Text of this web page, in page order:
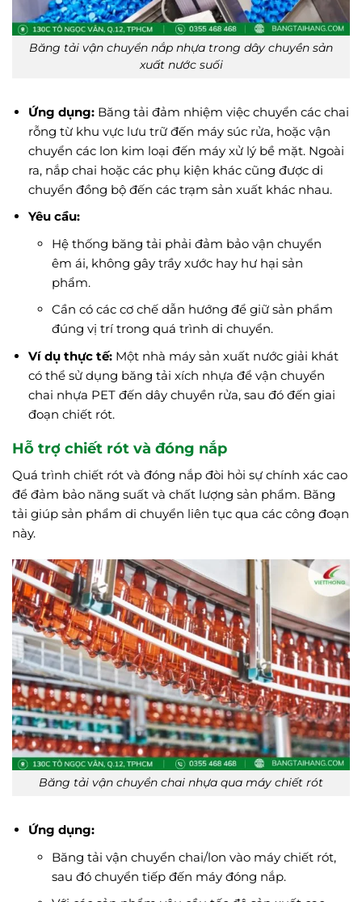
Băng tải vận chuyển nắp nhựa trong dây chuyền sản
xuất nước suối
Ứng dụng: Băng tải đảm nhiệm việc chuyển các chai
rỗng từ khu vực lưu trữ đến máy súc rửa, hoặc vận
chuyển các lon kim loại đến máy xử lý bề mặt. Ngoài
ra, nắp chai hoặc các phụ kiện khác cũng được di
chuyển đồng bộ đến các trạm sản xuất khác nhau.
Yêu cầu:
Hệ thống băng tải phải đảm bảo vận chuyển
êm ái, không gây trầy xước hay hư hại sản
phẩm.
Cần có các cơ chế dẫn hướng để giữ sản phẩm
đúng vị trí trong quá trình di chuyển.
Ví dụ thực tế: Một nhà máy sản xuất nước giải khát
có thể sử dụng băng tải xích nhựa để vận chuyển
chai nhựa PET đến dây chuyền rửa, sau đó đến giai
đoạn chiết rót.
Hỗ trợ chiết rót và đóng nắp
Quá trình chiết rót và đóng nắp đòi hỏi sự chính xác cao
để đảm bảo năng suất và chất lượng sản phẩm. Băng
tải giúp sản phẩm di chuyển liên tục qua các công đoạn
này.
Băng tải vận chuyển chai nhựa qua máy chiết rót
Ứng dụng:
Băng tải vận chuyển chai/lon vào máy chiết rót,
sau đó chuyển tiếp đến máy đóng nắp.